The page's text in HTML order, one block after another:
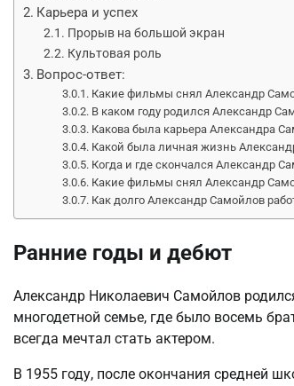
Карьера и успех
Прорыв на большой экран
Культовая роль
Вопрос-ответ:
Какие фильмы снял Александр
В каком году родился Александр
Какова была карьера Александра
Какой была личная жизнь
Когда и где скончался Александр
Какие фильмы снял Александр
Как долго Александр Самойлов
Ранние годы и дебют
Александр Николаевич Самойлов
многодетной семье, где было восемь
всегда мечтал стать актером.
В 1955 году, после окончания средней